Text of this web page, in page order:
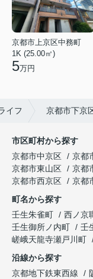
京都市上京区中務町
1K (25.00㎡)
5万円
イフ 京都市下京
市区町村から探す
京都市中京区
京都
京都市東山区
京都
京都市西京区
京都
町名から探す
壬生朱雀町
西ノ京
壬生御所ノ内町
壬
嵯峨天龍寺瀬戸川町
沿線から探す
京都地下鉄東西線